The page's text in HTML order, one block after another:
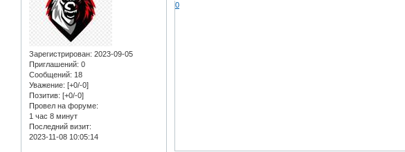
Зарегистрирован: 2023-09-05
Приглашений: 0
Сообщений: 18
Уважение: [+0/-0]
Позитив: [+0/-0]
Провел на форуме:
1 час 8 минут
Последний визит:
2023-11-08 10:05:14
0